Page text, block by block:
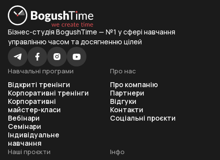
Бізнес-студія BogushTime — №1 у сфері навчання
управлінню часом та досягненню цілей
Навчальні програми
Відкриті тренінги
Корпоративні тренінги
Корпоративні
майстер-класи
Вебінари
Семінари
Індивідуальне
навчання
Наші проєкти Інфо
Про нас
Про компанію
Партнери
Відгуки
Контакти
Соціальні проєкти